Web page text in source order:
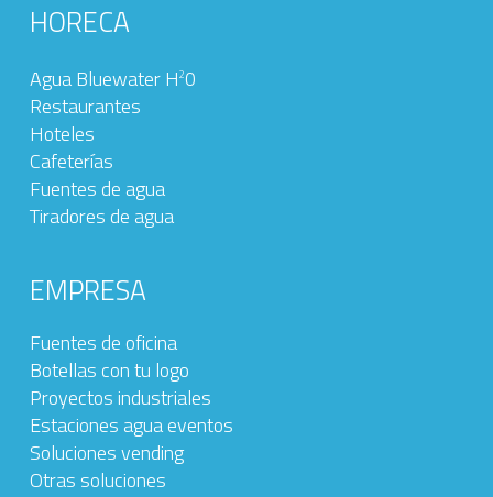
HORECA
Agua Bluewater H20
Restaurantes
Hoteles
Cafeterías
Fuentes de agua
Tiradores de agua
EMPRESA
Fuentes de oficina
Botellas con tu logo
Proyectos industriales
Estaciones agua eventos
Soluciones vending
Otras soluciones